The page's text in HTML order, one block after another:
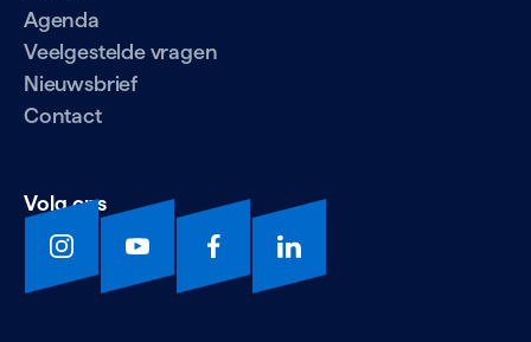
Agenda
Veelgestelde vragen
Nieuwsbrief
Contact
Volg ons